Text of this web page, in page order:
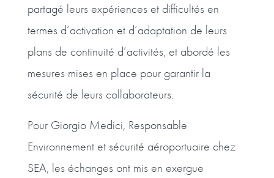
partagé leurs expériences et difficultés en
termes d’activation et d’adaptation de leurs
plans de continuité d’activités, et abordé les
mesures mises en place pour garantir la
sécurité de leurs collaborateurs.
Pour Giorgio Medici, Responsable
Environnement et sécurité aéroportuaire chez
SEA, les échanges ont mis en exergue